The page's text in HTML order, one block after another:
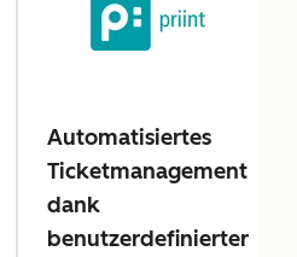
Automatisiertes
Ticketmanagement
dank
benutzerdefinierter